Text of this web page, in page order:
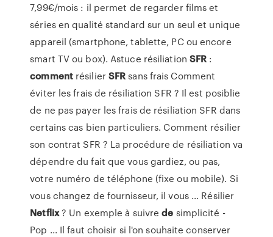
7,99€/mois : il permet de regarder films et
séries en qualité standard sur un seul et unique
appareil (smartphone, tablette, PC ou encore
smart TV ou box). Astuce résiliation SFR :
commentrésilierSFRsans frais Comment
éviter les frais de résiliation SFR ? Il est posiblie
de ne pas payer les frais de résiliation SFR dans
certains cas bien particuliers. Comment résilier
son contrat SFR ? La procédure de résiliation va
dépendre du fait que vous gardiez, ou pas,
votre numéro de téléphone (fixe ou mobile). Si
vous changez de fournisseur, il vous ... Résilier
Netflix? Un exemple à suivrede simplicité -
Pop ... Il faut choisir si l'on souhaite conserver